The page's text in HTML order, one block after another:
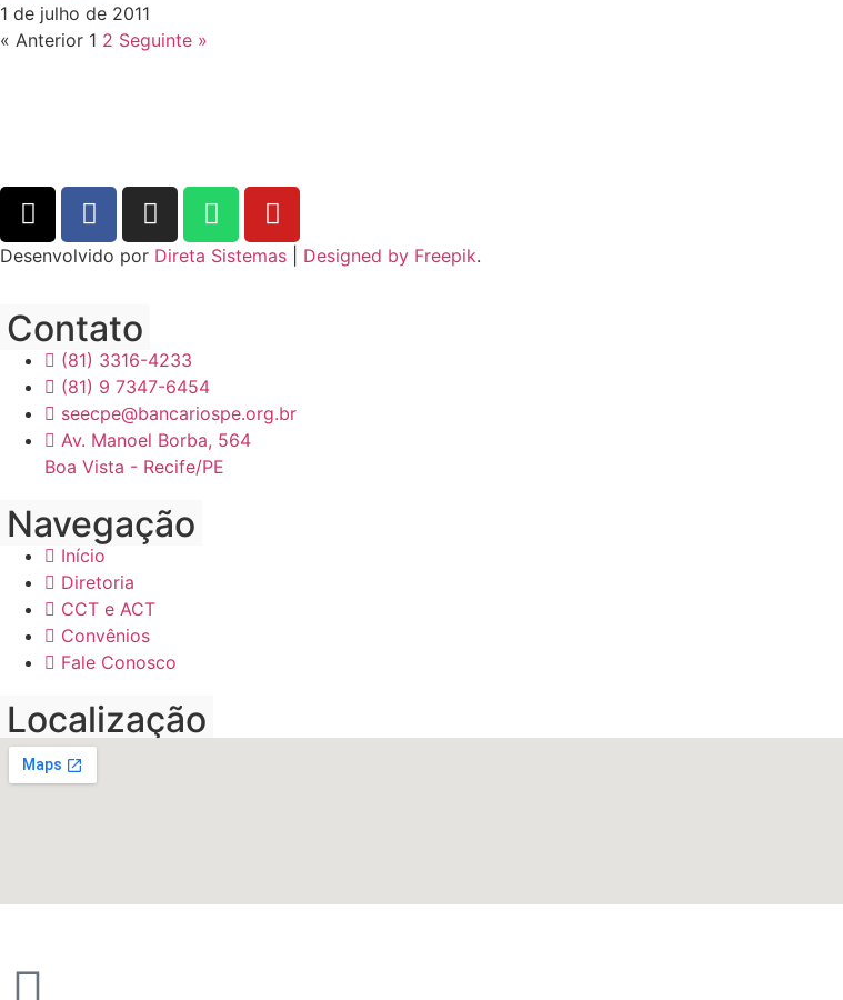
1 de julho de 2011
« Anterior 1 2 Seguinte »
Desenvolvido por Direta Sistemas Designed by Freepik.
Contato
(81) 3316-4233
(81) 9 7347-6454
seecpe@bancariospe.org.br
Av. Manoel Borba, 564
Boa Vista - Recife/PE
Navegação
Início
Diretoria
CCT e ACT
Convênios
Fale Conosco
Localização